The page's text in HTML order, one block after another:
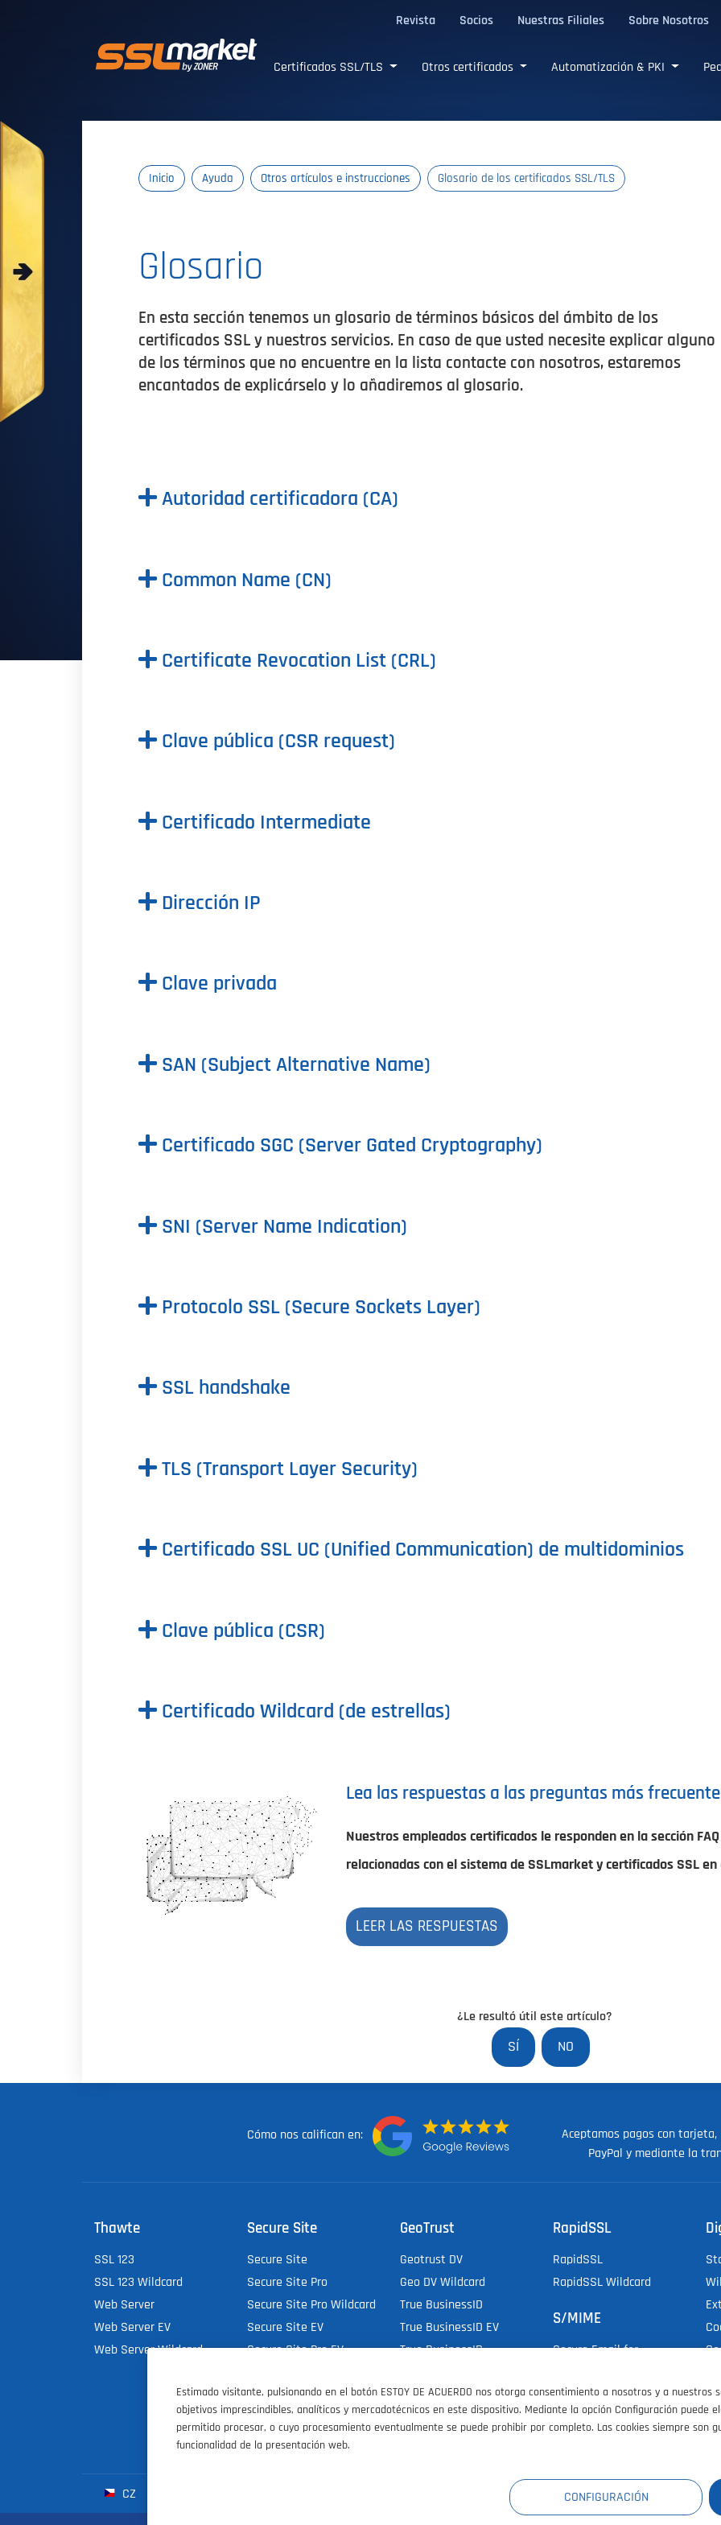
Revista Socios Nuestras Filiales Sobre Nosotros
Certificados SSL/TLS confiables
Certificados SSL/TLS Otros certificados Automatización & PKI
Inicio Ayuda Otros artículos e instrucciones Glosario de los certificados SSL/TLS
Glosario
En esta sección tenemos un glosario de términos básicos del ámbito de los
certificados SSL y nuestros servicios. En caso de que usted necesite explicar alguno
de los términos que no encuentre en la lista contacte con nosotros, estaremos
encantados de explicárselo y lo añadiremos al glosario.
Autoridad certificadora (CA)
Common Name (CN)
Certificate Revocation List (CRL)
Clave pública (CSR request)
Certificado Intermediate
Dirección IP
Clave privada
SAN (Subject Alternative Name)
Certificado SGC (Server Gated Cryptography)
SNI (Server Name Indication)
Protocolo SSL (Secure Sockets Layer)
SSL handshake
TLS (Transport Layer Security)
Certificado SSL UC (Unified Communication) de multidominios
Clave pública (CSR)
Certificado Wildcard (de estrellas)
Lea las respuestas a las preguntas más
Nuestros empleados certificados le responden en la sección
relacionadas con el sistema de SSLmarket y certificados SSL en
LEER LAS RESPUESTAS
¿Le resultó útil este artículo?
SÍ NO
Cómo nos califican en:
Aceptamos pagos con
PayPal y mediante la
Thawte
SSL 123
SSL 123 Wildcard
Web Server
Web Server EV
Web Server Wildcard
Secure Site
Secure Site
Secure Site Pro
Secure Site Pro Wildcard
Secure Site EV
Secure Site Pro EV
GeoTrust
Geotrust DV
Geo DV Wildcard
True BusinessID
True BusinessID EV
True BusinessID
RapidSSL
RapidSSL
RapidSSL Wildcard
S/MIME
Secure Email for
& Organization
Secure Email for
CZ GB CH
Estimado visitante, pulsionando en el botón ESTOY DE ACUERDO nos otorga consentimiento a nosotros y a nuestros
objetivos imprescindibles, analíticos y mercadotécnicos en este dispositivo. Mediante la opción Configuración puede
permitido procesar, o cuyo procesamiento eventualmente se puede prohibir por completo. Las cookies siempre son
funcionalidad de la presentación web.
CONFIGURACIÓN